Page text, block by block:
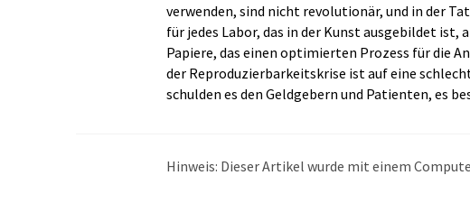
verwenden, sind nicht revolutionär, und in der
für jedes Labor, das in der Kunst ausgebildet ist,
Papiere, das einen optimierten Prozess für die
der Reproduzierbarkeitskrise ist auf eine
schulden es den Geldgebern und Patienten, es
Hinweis: Dieser Artikel wurde mit einem